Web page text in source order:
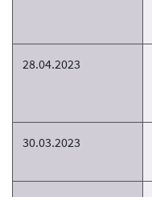
28.04.2023
30.03.2023